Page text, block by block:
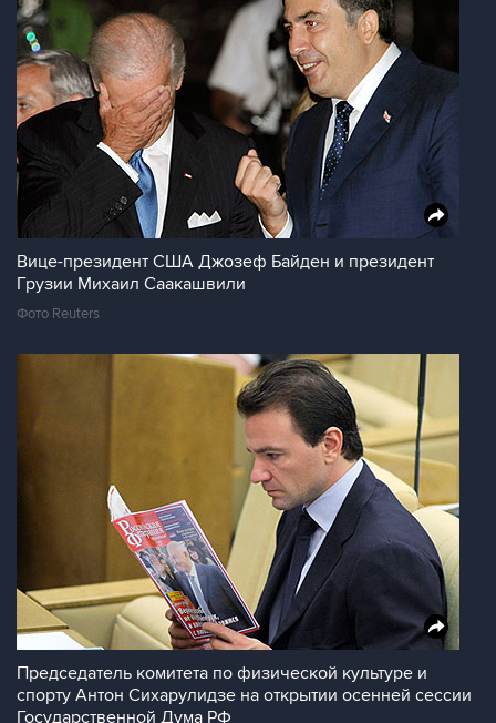
Вице-президент США Джозеф Байден и президент
Грузии Михаил Саакашвили
Фото Reuters
Председатель комитета по физической культуре и
спорту Антон Сихарулидзе на открытии осенней сессии
Государственной Дума РФ